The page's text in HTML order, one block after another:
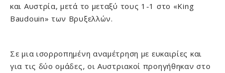
και Αυστρία, μετά το μεταξύ τους 1-1 στο «King
Baudouin» των Βρυξελλών.
Σε μια ισορροπημένη αναμέτρηση με ευκαιρίες και
για τις δύο ομάδες, οι Αυστριακοί προηγήθηκαν στο